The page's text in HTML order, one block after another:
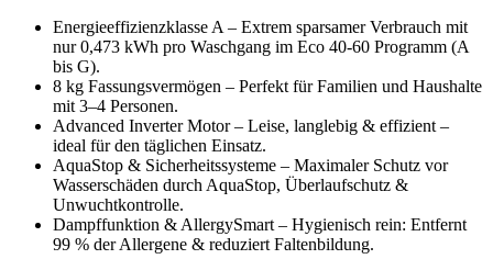
Energieeffizienzklasse A – Extrem sparsamer Verbrauch mit
nur 0,473 kWh pro Waschgang im Eco 40-60 Programm (A
bis G).
8 kg Fassungsvermögen – Perfekt für Familien und Haushalte
mit 3–4 Personen.
Advanced Inverter Motor – Leise, langlebig & effizient –
ideal für den täglichen Einsatz.
AquaStop & Sicherheitssysteme – Maximaler Schutz vor
Wasserschäden durch AquaStop, Überlaufschutz &
Unwuchtkontrolle.
Dampffunktion & AllergySmart – Hygienisch rein: Entfernt
99 % der Allergene & reduziert Faltenbildung.